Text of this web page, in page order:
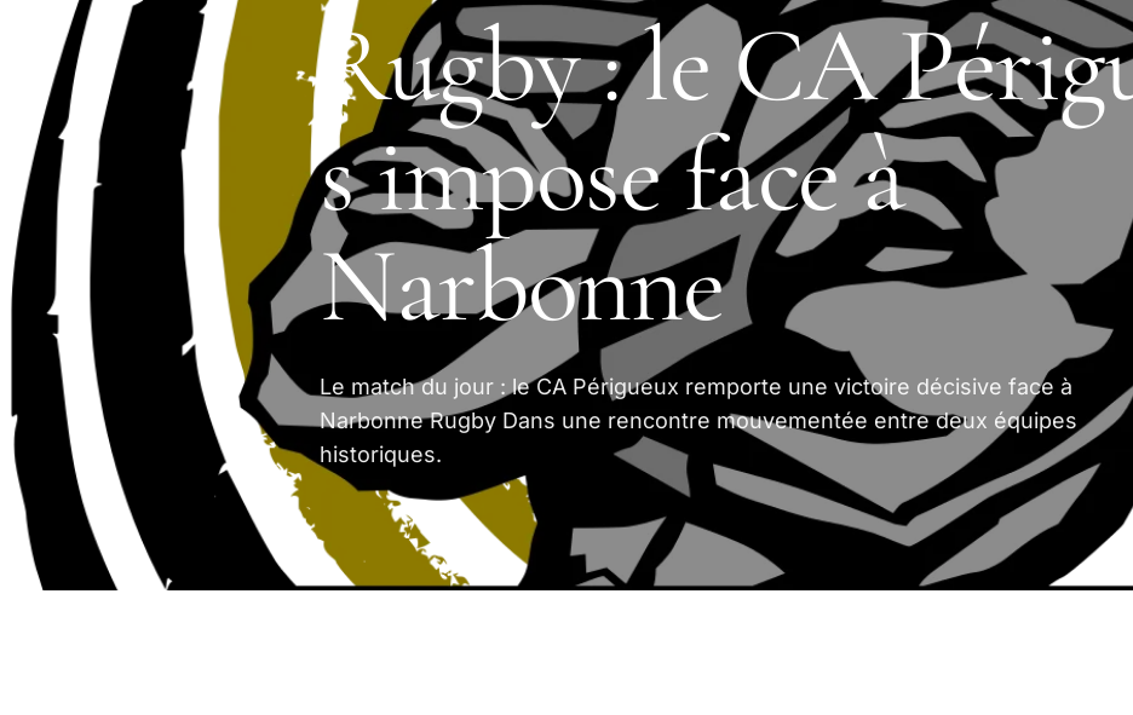
Rugby : le CA
s impose face à
Narbonne
Le match du jour : le CA Périgueux remporte une victoire décisive face à
Narbonne Rugby Dans une rencontre mouvementée entre deux équipes
historiques.